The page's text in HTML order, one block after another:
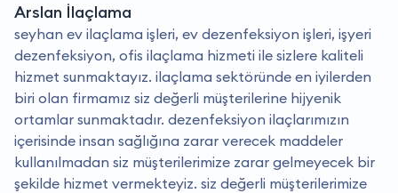
Arslan İlaçlama
seyhan ev ilaçlama işleri, ev dezenfeksiyon işleri, işyeri
dezenfeksiyon, ofis ilaçlama hizmeti ile sizlere kaliteli
hizmet sunmaktayız. i̇laçlama sektöründe en iyilerden
biri olan firmamız siz değerli müşterilerine hijyenik
ortamlar sunmaktadır. dezenfeksiyon ilaçlarımızın
içerisinde insan sağlığına zarar verecek maddeler
kullanılmadan siz müşterilerimize zarar gelmeyecek bir
şekilde hizmet vermekteyiz. siz değerli müşterilerimize